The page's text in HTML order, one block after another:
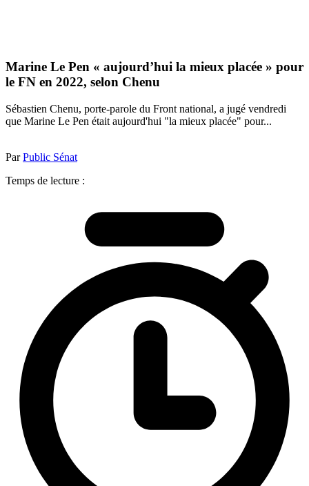
Marine Le Pen « aujourd’hui la mieux placée » pour
le FN en 2022, selon Chenu
Sébastien Chenu, porte-parole du Front national, a jugé vendredi
que Marine Le Pen était aujourd'hui "la mieux placée" pour...
ParPublic Sénat
Temps de lecture :